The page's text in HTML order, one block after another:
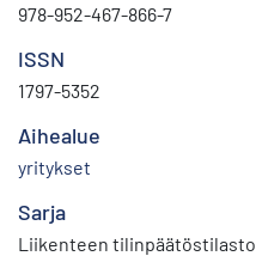
978-952-467-866-7
ISSN
1797-5352
Aihealue
yritykset
Sarja
Liikenteen tilinpäätöstilasto